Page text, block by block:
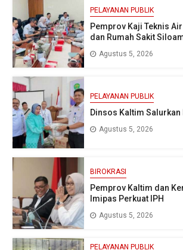
PELAYANAN PUBLIK
Pemprov Kaji Teknis
dan Rumah Sakit
Agustus 5, 2026
PELAYANAN PUBLIK
Dinsos Kaltim Salurkan
Agustus 5, 2026
BIROKRASI
Pemprov Kaltim dan
Imipas Perkuat IPH
Agustus 5, 2026
PELAYANAN PUBLIK